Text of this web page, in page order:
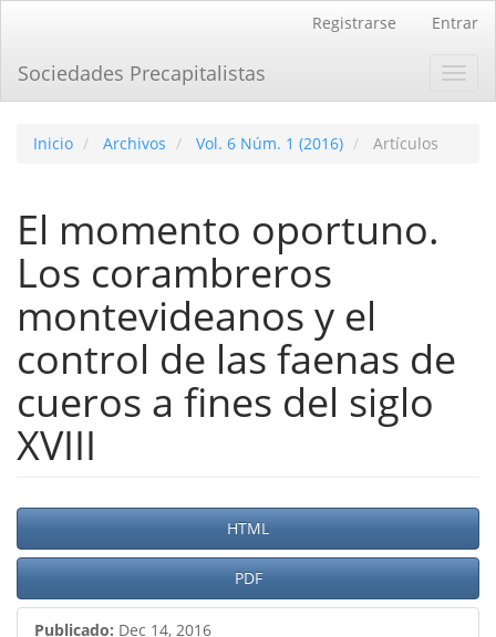
principal
Barra
Registrarse Entrar
Sociedades Precapitalistas
Inicio Archivos Vol. 6 Núm. 1 (2016) Artículos
El momento oportuno.
Los corambreros
montevideanos y el
control de las faenas de
cueros a fines del siglo
XVIII
Barra
lateral
del
HTML
PDF
Publicado: Dec 14, 2016